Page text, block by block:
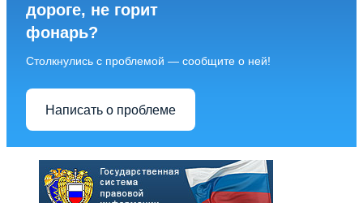
дороге, не горит
фонарь?
Столкнулись с проблемой — сообщите о ней!
Написать о проблеме